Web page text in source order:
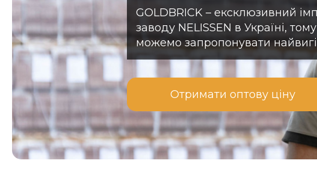
GOLDBRICK – ексклюзивний
заводу NELISSEN в Україні,
можемо запропонувати
Отримати оптову ціну